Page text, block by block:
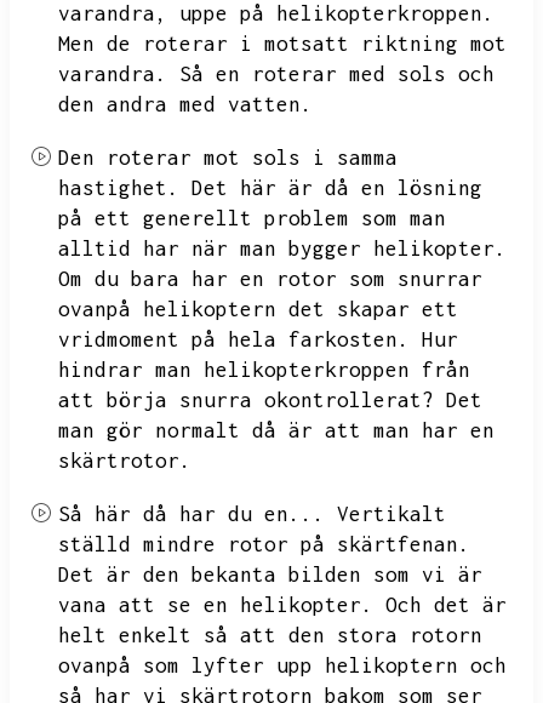
varandra,
uppe på helikopterkroppen.
Men de roterar i motsatt riktning mot
varandra.
Så en roterar med sols och
den andra med vatten.
Den roterar mot sols i samma
hastighet.
Det här är då en lösning
på ett generellt problem som man
alltid har när man bygger helikopter.
Om du bara har en rotor som snurrar
ovanpå helikoptern det skapar ett
vridmoment på hela farkosten.
Hur
hindrar man helikopterkroppen från
att börja snurra okontrollerat? Det
man gör normalt då är att man har en
skärtrotor.
Så här då har du en...
Vertikalt
ställd mindre rotor på skärtfenan.
Det är den bekanta bilden som vi är
vana att se en helikopter.
Och det är
helt enkelt så att den stora rotorn
ovanpå som lyfter upp helikoptern och
så har vi skärtrotorn bakom som ser